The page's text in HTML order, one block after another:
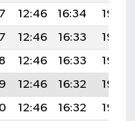
12:46 16:34
19:46
12:46 16:33
19:45
12:46 16:33
19:44
12:46 16:32
19:43
12:46 16:32
19:42